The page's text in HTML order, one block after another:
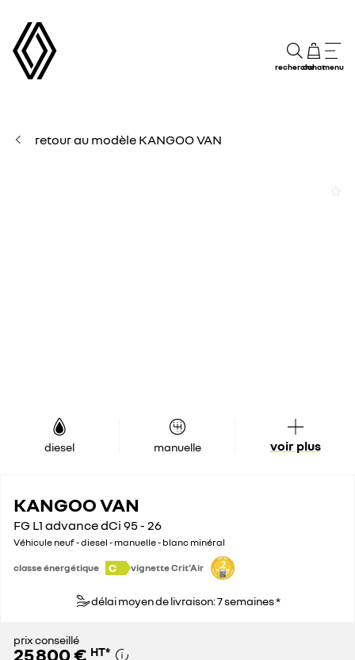
rechercheachatmenu
retour au modèle KANGOO VAN
diesel manuelle voir plus
KANGOO VAN
FG L1 advance dCi 95 - 26
Véhicule neuf - diesel - manuelle - blanc minéral
classe énergétique C vignette Crit'Air
délai moyen de livraison: 7 semaines *
prix conseillé
25 800 € HT*